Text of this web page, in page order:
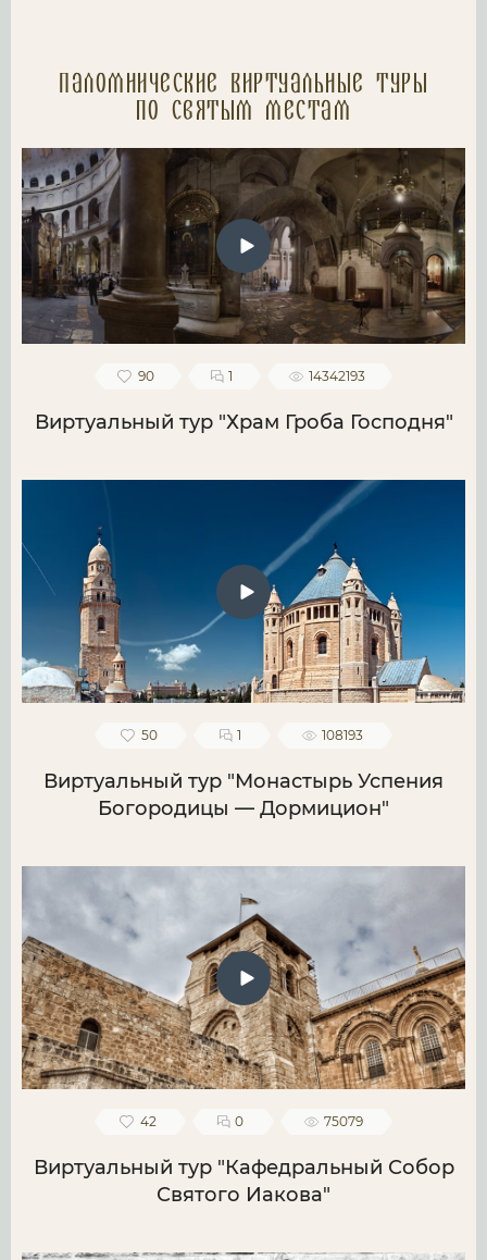
Паломнические Виртуальные туры
по святым местам
90 1 14342193
Виртуальный тур "Храм Гроба Господня"
50 1 108193
Виртуальный тур "Монастырь Успения
Богородицы — Дормицион"
42 0 75079
Виртуальный тур "Кафедральный Собор
Святого Иакова"